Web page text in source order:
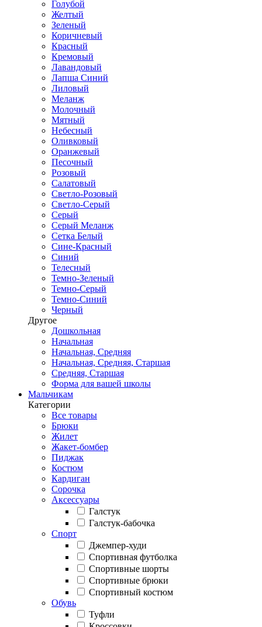
Голубой
Желтый
Зеленый
Коричневый
Красный
Кремовый
Лавандовый
Лапша Синий
Лиловый
Меланж
Молочный
Мятный
Небесный
Оливковый
Оранжевый
Песочный
Розовый
Салатовый
Светло-Розовый
Светло-Серый
Серый
Серый Меланж
Сетка Белый
Сине-Красный
Синий
Телесный
Темно-Зеленый
Темно-Серый
Темно-Синий
Черный
Другое
Дошкольная
Начальная
Начальная, Средняя
Начальная, Средняя, Старшая
Средняя, Старшая
Форма для вашей школы
Мальчикам
Категории
Все товары
Брюки
Жилет
Жакет-бомбер
Пиджак
Костюм
Кардиган
Сорочка
Аксессуары
Галстук
Галстук-бабочка
Спорт
Джемпер-худи
Спортивная футболка
Спортивные шорты
Спортивные брюки
Спортивный костюм
Обувь
Туфли